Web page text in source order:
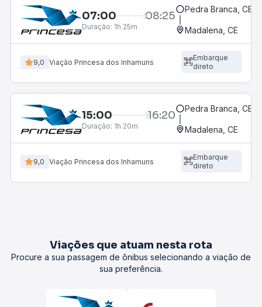
07:00 08:25
Duração: 1h 25m
Pedra Branca, CE
Madalena, CE
9,0 Viação Princesa dos Inhamuns
Embarque
direto
15:00 16:20
Duração: 1h 20m
Pedra Branca, CE
Madalena, CE
9,0 Viação Princesa dos Inhamuns
Embarque
direto
Viações que atuam nesta rota
Procure a sua passagem de ônibus selecionando a viação de
sua preferência.